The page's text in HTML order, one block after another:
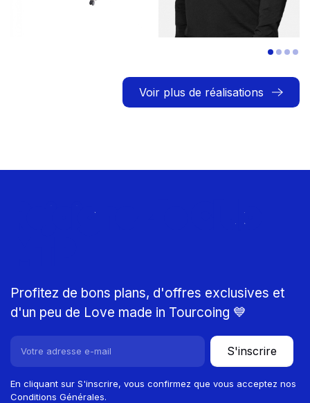
Voir plus de réalisations
Rejoignez le Club
Profitez de bons plans, d'offres exclusives et
d'un peu de Love made in Tourcoing 💙
S'inscrire
En cliquant sur S'inscrire, vous confirmez que vous acceptez nos
Conditions Générales.